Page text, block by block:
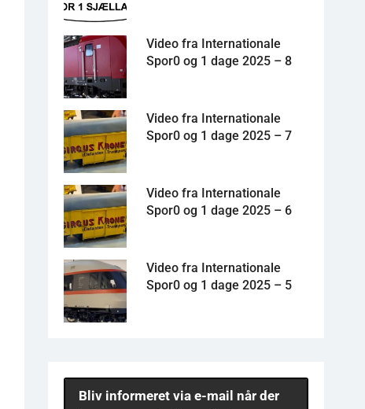
Video fra Internationale
Spor0 og 1 dage 2025 – 8
Video fra Internationale
Spor0 og 1 dage 2025 – 7
Video fra Internationale
Spor0 og 1 dage 2025 – 6
Video fra Internationale
Spor0 og 1 dage 2025 – 5
Bliv informeret via e-mail når der